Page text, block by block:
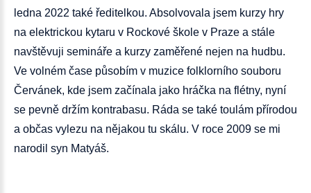
ledna 2022 také ředitelkou. Absolvovala jsem kurzy hry
na elektrickou kytaru v Rockové škole v Praze a stále
navštěvuji semináře a kurzy zaměřené nejen na hudbu.
Ve volném čase působím v muzice folklorního souboru
Červánek, kde jsem začínala jako hráčka na flétny, nyní
se pevně držím kontrabasu. Ráda se také toulám přírodou
a občas vylezu na nějakou tu skálu. V roce 2009 se mi
narodil syn Matyáš.